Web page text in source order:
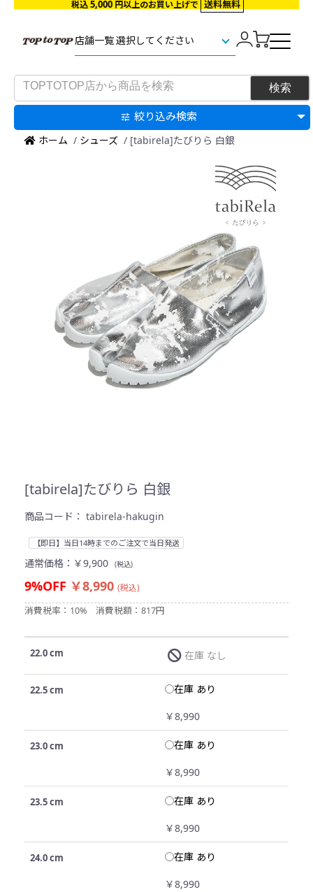
税込5,000 円以上のお買い上げで 送料無料
絞り込み検索
ホーム / シューズ / [tabirela]たびりら 白銀
Made
in
[tabirela]たびりら 白銀
商品コード： tabirela-hakugin
【即日】当日14時までのご注文で当日発送
通常価格： ￥9,900 (税込)
9%OFF ￥8,990 (税込)
消費税率：10%
消費税額：817円
22.0 cm 在庫 なし
22.5 cm 在庫 あり
￥8,990
23.0 cm 在庫 あり
￥8,990
23.5 cm 在庫 あり
￥8,990
24.0 cm 在庫 あり
￥8,990